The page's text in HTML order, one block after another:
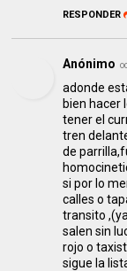
RESPONDER
Anónimo
adonde
bien hacer
tener el
tren
de
si por lo
calles o
transito
salen sin
rojo o
sigue la